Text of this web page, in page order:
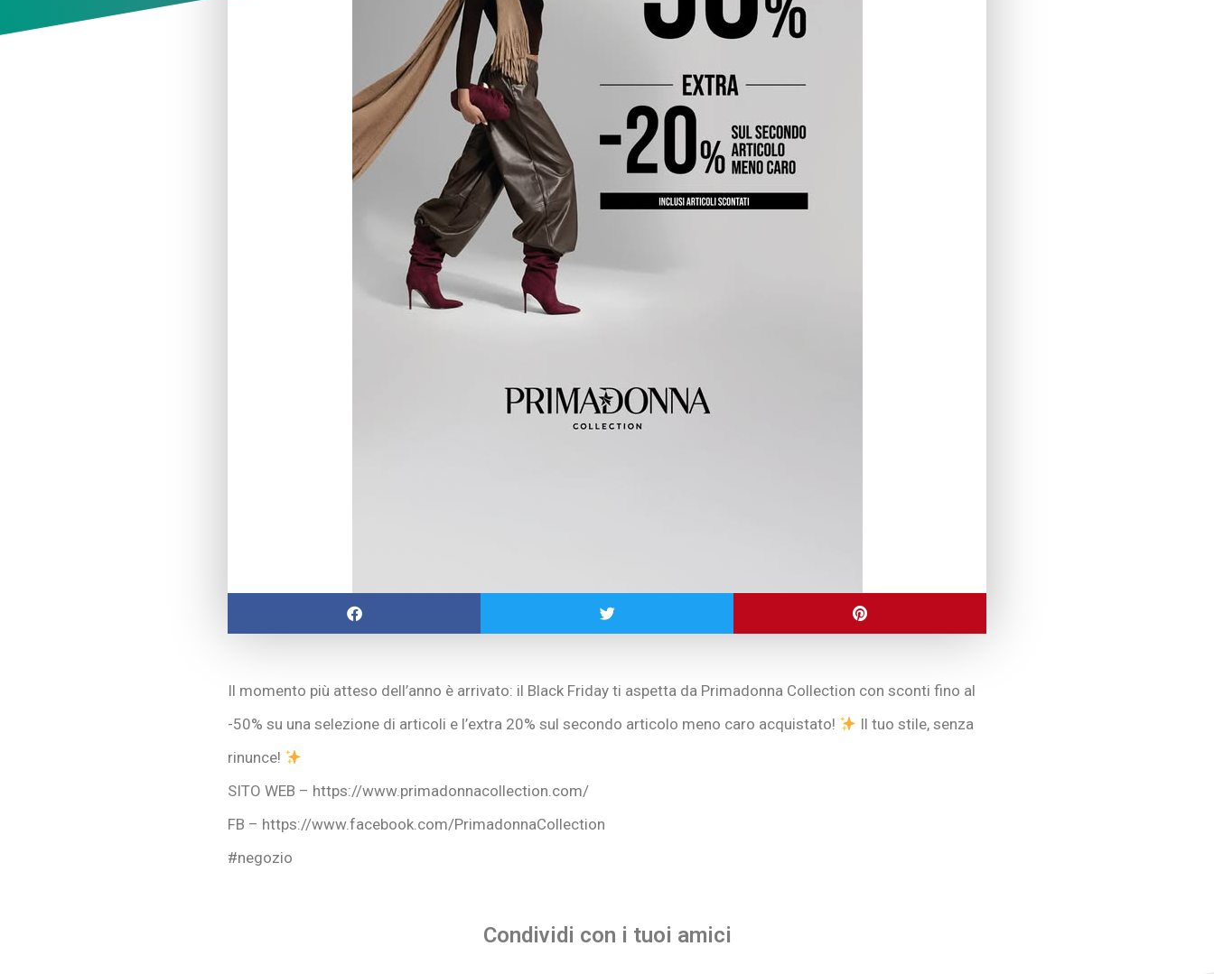
Il momento più atteso dell’anno è arrivato: il Black Friday ti aspetta da Primadonna Collection con sconti fino al
-50% su una selezione di articoli e l’extra 20% sul secondo articolo meno caro acquistato!
Il tuo stile, senza
rinunce!
SITO WEB – https://www.primadonnacollection.com/
FB – https://www.facebook.com/PrimadonnaCollection
#negozio
Condividi con i tuoi amici